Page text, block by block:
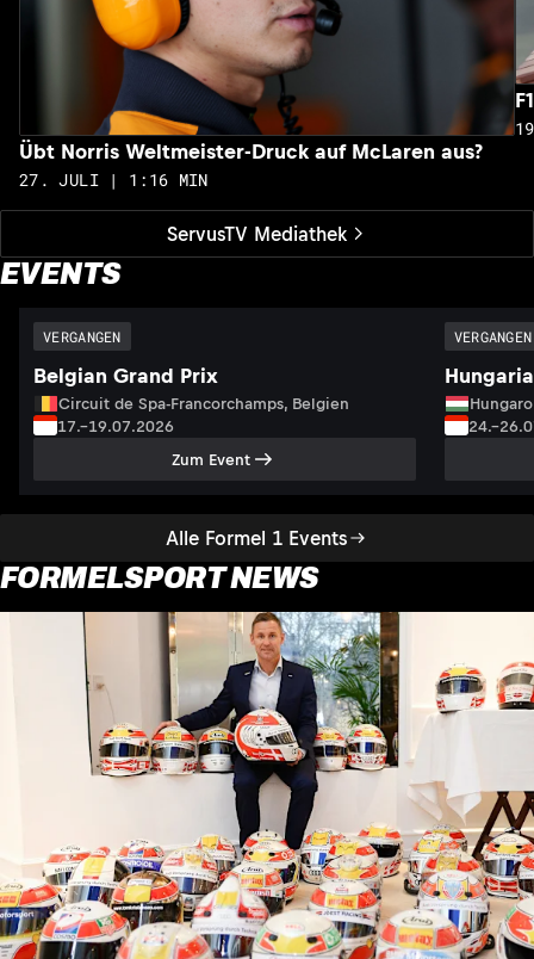
ServusTV Mediathek
Übt Norris Weltmeister-Druck auf McLaren aus?
27. JULI | 1:16 MIN
EVENTS
Alle Formel 1 Events
VERGANGEN
Belgian Grand Prix
Circuit de Spa-Francorchamps, Belgien
17.–19.07.2026
Zum Event
VERGANGEN
FORMELSPORT NEWS